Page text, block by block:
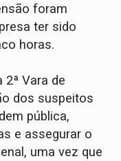
foram
ter sido
horas.
Vara de
dos suspeitos
pública,
e assegurar o
uma vez que